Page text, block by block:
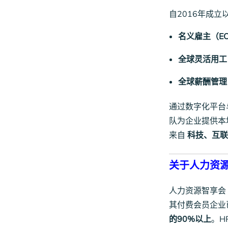
自2016年成立
名义雇主（
全球灵活用
全球薪酬管
通过数字化平
队为企业提供
来自 科技、互
关于人力资
人力资源智享
其付费会员企
的90%以上。